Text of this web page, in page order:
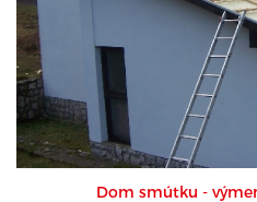
Dom smútku -